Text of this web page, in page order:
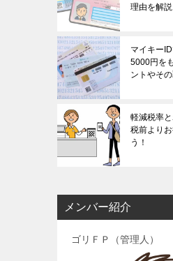
理由を解説
マイキー
5000円を
ントやそ
軽減税率
税前より
う！
メンバー紹介
ゴリＦＰ（管理人）